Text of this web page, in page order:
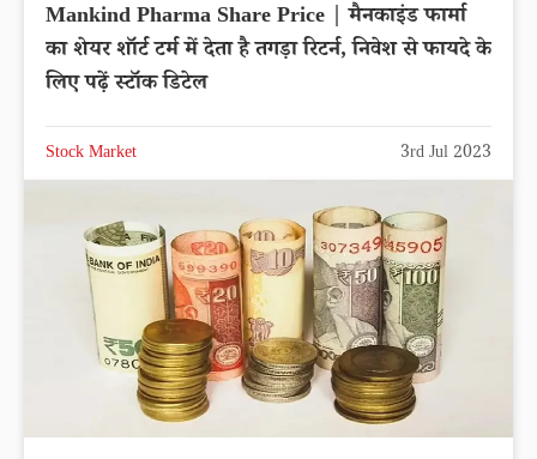
Mankind Pharma Share Price | मैनकाइंड फार्मा
का शेयर शॉर्ट टर्म में देता है तगड़ा रिटर्न, निवेश से फायदे के
लिए पढ़ें स्टॉक डिटेल
Stock Market 3rd Jul 2023